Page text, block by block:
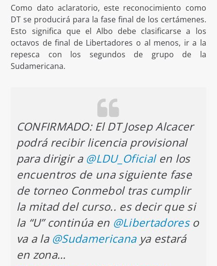
Como dato aclaratorio, este reconocimiento como
DT se producirá para la fase final de los certámenes.
Esto significa que el Albo debe clasificarse a los
octavos de final de Libertadores o al menos, ir a la
repesca con los segundos de grupo de la
Sudamericana.
CONFIRMADO: El DT Josep Alcacer
podrá recibir licencia provisional
para dirigir a @LDU_Oficialen los
encuentros de una siguiente fase
de torneo Conmebol tras cumplir
la mitad del curso.. es decir que si
la “U” continúa en @Libertadoreso
va a la @Sudamericanaya estará
en zona…